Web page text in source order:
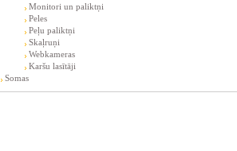
Monitori un paliktņi
Peles
Peļu paliktņi
Skaļruņi
Webkameras
Karšu lasītāji
Somas